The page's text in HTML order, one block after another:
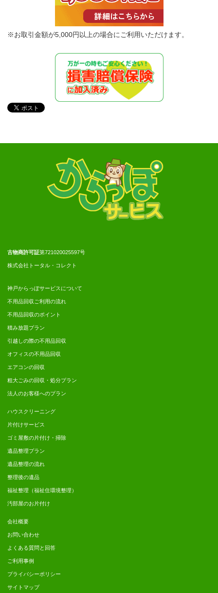
※お取引金額が5,000円以上の場合にご利用いただけます。
古物商許可証第721020025597号
株式会社トータル・コレクト
神戸からっぽサービスについて
不用品回収ご利用の流れ
不用品回収のポイント
積み放題プラン
引越しの際の不用品回収
オフィスの不用品回収
エアコンの回収
粗大ごみの回収・処分プラン
法人のお客様へのプラン
ハウスクリーニング
片付けサービス
ゴミ屋敷の片付け・掃除
遺品整理プラン
遺品整理の流れ
整理後の遺品
福祉整理（福祉住環境整理）
汚部屋のお片付け
会社概要
お問い合わせ
よくある質問と回答
ご利用事例
プライバシーポリシー
サイトマップ